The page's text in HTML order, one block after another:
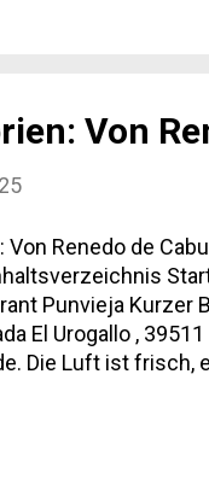
Von
Von Renedo de
Punvieja Kurzer
El Urogallo ,
Die Luft ist
unspektakulär,